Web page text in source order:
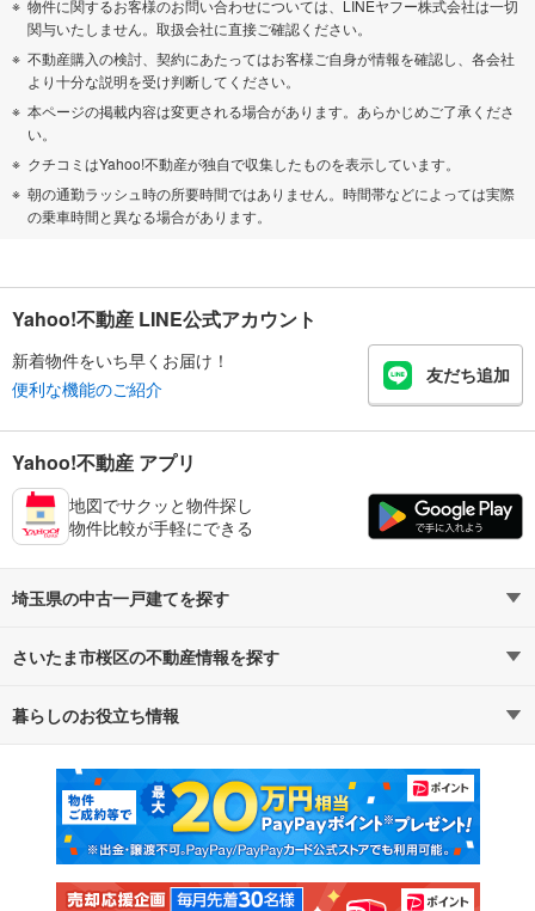
物件に関するお客様のお問い合わせについては、LINEヤフー株式会社は一切
関与いたしません。取扱会社に直接ご確認ください。
不動産購入の検討、契約にあたってはお客様ご自身が情報を確認し、各会社
より十分な説明を受け判断してください。
本ページの掲載内容は変更される場合があります。あらかじめご了承くださ
い。
クチコミはYahoo!不動産が独自で収集したものを表示しています。
朝の通勤ラッシュ時の所要時間ではありません。時間帯などによっては実際
の乗車時間と異なる場合があります。
Yahoo!不動産 LINE公式アカウント
新着物件をいち早くお届け！
便利な機能のご紹介
友だち追加
Yahoo!不動産 アプリ
地図でサクッと物件探し
物件比較が手軽にできる
埼玉県の中古一戸建てを探す
路線・駅から探す
通勤・通学時間から探す
さいたま市桜区の不動産情報を探す
不動産・住宅
新築マンション 中古マンション
新築一戸建て 中古一戸建て
注文住宅 土地
暮らしのお役立ち情報
マンションカタログ 教えて！住まいの先生